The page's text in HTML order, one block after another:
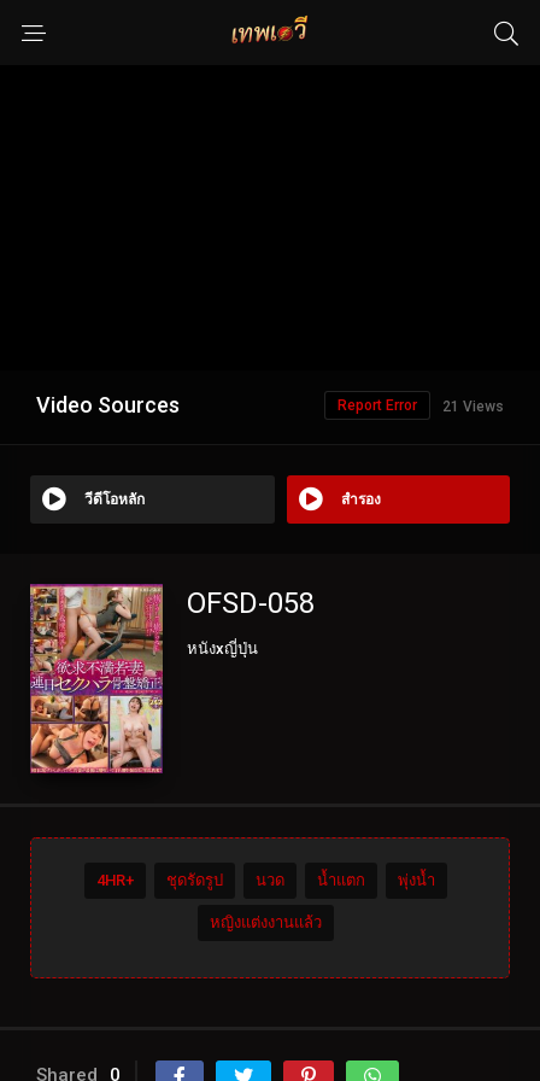
Video Sources 21 Views
Report Error
วีดีโอหลัก สำรอง
OFSD-058
หนังxญี่ปุ่น
4HR+ ชุดรัดรูป นวด น้ำแตก พุ่งน้ำ
หญิงแต่งงานแล้ว
Shared 0